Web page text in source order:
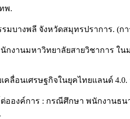
พ.
มบางพลี จังหวัดสมุทรปราการ.
งานมหาวิทยาลัยสายวิชาการ ใ
ลื่อนเศรษฐกิจในยุคไทยแลนด์
องค์การ : กรณีศึกษา พนักงานธ